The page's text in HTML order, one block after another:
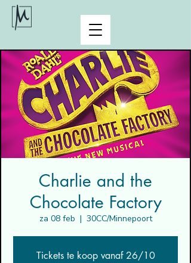
Charlie and the
Chocolate Factory
za 08 feb
  |
30CC/Minnepoort
Tickets te koop vanaf 26/10